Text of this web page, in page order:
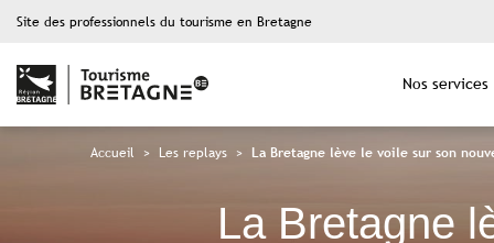
Site des professionnels du tourisme en Bretagne
Nos services
Accueil > Les replays > La Bretagne lève le voile sur son
La Bretagne